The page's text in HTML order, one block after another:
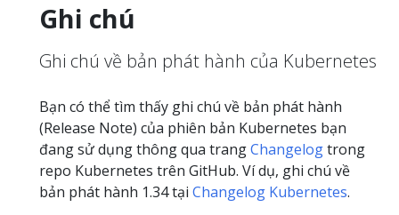
Ghi chú
Ghi chú về bản phát hành của Kubernetes
Bạn có thể tìm thấy ghi chú về bản phát hành
(Release Note) của phiên bản Kubernetes bạn
đang sử dụng thông qua trangChangelogtrong
repo Kubernetes trên GitHub. Ví dụ, ghi chú về
bản phát hành 1.34 tại Changelog Kubernetes.